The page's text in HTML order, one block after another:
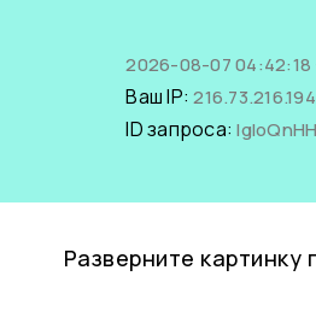
2026-08-07 04:42:18
Ваш IP:216.73.216.194
ID запроса:
Разверните картинку